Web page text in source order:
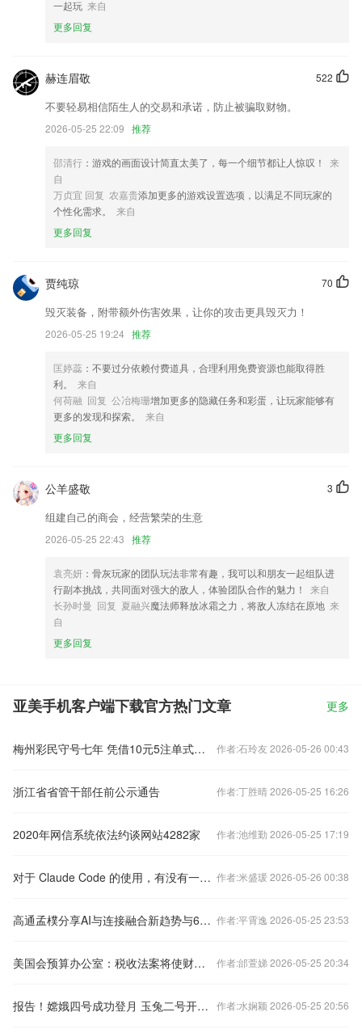
亚美手机客户端下载官方更新了什么?
注意旧的规则将无法同步到新版本上
金币兑换口罩，轻松防疫守护健康
新增经纪人可分享报告内容
优化签名流程界面
联系我们
以上就是亚美手机客户端下载官方的介绍，如果您喜欢这款软件，您可以
到应用商店进行打分评论，说出您的使用经历，以帮助我们更好的对产品
进行优化修改。
一起玩 来自
更多回复
522
赫连眉敬
不要轻易相信陌生人的交易和承诺，防止被骗取财物。
2026-05-25 22:09 推荐
邵清行 ：游戏的画面设计简直太美了，每一个细节都让人惊叹！
来
自
万贞宜 回复 农嘉贵添加更多的游戏设置选项，以满足不同玩家的
个性化需求。
来自
更多回复
70
贾纯琼
毁灭装备，附带额外伤害效果，让你的攻击更具毁灭力！
2026-05-25 19:24 推荐
匡婷蕊 ：不要过分依赖付费道具，合理利用免费资源也能取得胜
利。
来自
何荷融 回复 公冶梅珊增加更多的隐藏任务和彩蛋，让玩家能够有
更多的发现和探索。
来自
更多回复
3
公羊盛敬
组建自己的商会，经营繁荣的生意
2026-05-25 22:43 推荐
袁亮妍 ：骨灰玩家的团队玩法非常有趣，我可以和朋友一起组队进
行副本挑战，共同面对强大的敌人，体验团队合作的魅力！
来自
长孙时曼 回复 夏融兴魔法师释放冰霜之力，将敌人冻结在原地 来
自
更多回复
亚美手机客户端下载官方热门文章 更多
梅州彩民守号七年 凭借10元5注单式票终得双色球头奖 作者:石玲友 2026-05-26 00:43
浙江省省管干部任前公示通告 作者:丁胜晴 2026-05-25 16:26
2020年网信系统依法约谈网站4282家 作者:池维勤 2026-05-25 17:19
对于 Claude Code 的使用，有没有一套完整的开发工作流程可以参考？ 作者:米盛瑗 2026-05-26 00:38
高通孟樸分享AI与连接融合新趋势与6G新机遇 作者:平霄逸 2026-05-25 23:53
美国会预算办公室：税收法案将使财政赤字未来10年增加2.4万亿美元 作者:邰萱娣 2026-05-25 20:34
报告！嫦娥四号成功登月 玉兔二号开启月球探险 作者:水娴颖 2026-05-25 20:56